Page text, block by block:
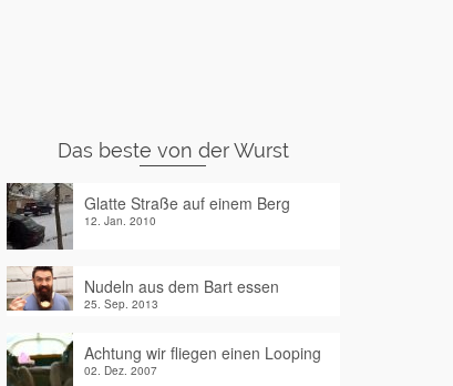
Das beste von der Wurst
Glatte Straße auf einem Berg
12. Jan. 2010
Nudeln aus dem Bart essen
25. Sep. 2013
Achtung wir fliegen einen Looping
02. Dez. 2007